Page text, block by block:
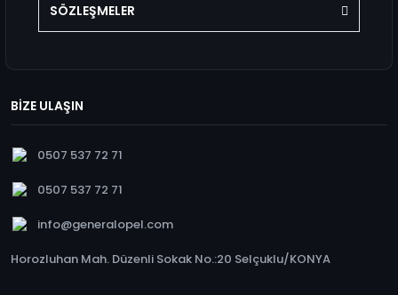
SÖZLEŞMELER
BİZE ULAŞIN
0507 537 72 71
0507 537 72 71
info@generalopel.com
Horozluhan Mah. Düzenli Sokak No.:20 Selçuklu/KONYA